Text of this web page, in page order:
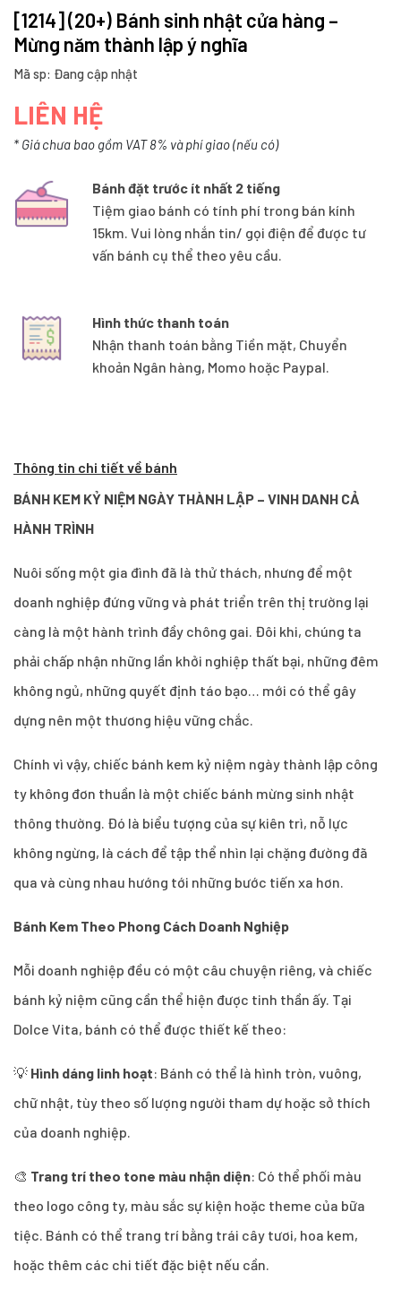
[1214] (20+) Bánh sinh nhật cửa hàng –
Mừng năm thành lập ý nghĩa
Mã sp: Đang cập nhật
LIÊN HỆ
* Giá chưa bao gồm VAT 8% và phí giao (nếu có)
Bánh đặt trước ít nhất 2 tiếng
Tiệm giao bánh có tính phí trong bán kính
15km. Vui lòng nhắn tin/ gọi điện để được tư
vấn bánh cụ thể theo yêu cầu.
Hình thức thanh toán
Nhận thanh toán bằng Tiền mặt, Chuyển
khoản Ngân hàng, Momo hoặc Paypal.
Thông tin chi tiết về bánh
BÁNH KEM KỶ NIỆM NGÀY THÀNH LẬP – VINH DANH CẢ
HÀNH TRÌNH
Nuôi sống một gia đình đã là thử thách, nhưng để một
doanh nghiệp đứng vững và phát triển trên thị trường lại
càng là một hành trình đầy chông gai. Đôi khi, chúng ta
phải chấp nhận những lần khởi nghiệp thất bại, những đêm
không ngủ, những quyết định táo bạo… mới có thể gây
dựng nên một thương hiệu vững chắc.
Chính vì vậy, chiếc bánh kem kỷ niệm ngày thành lập công
ty không đơn thuần là một chiếc bánh mừng sinh nhật
thông thường. Đó là biểu tượng của sự kiên trì, nỗ lực
không ngừng, là cách để tập thể nhìn lại chặng đường đã
qua và cùng nhau hướng tới những bước tiến xa hơn.
Bánh Kem Theo Phong Cách Doanh Nghiệp
Mỗi doanh nghiệp đều có một câu chuyện riêng, và chiếc
bánh kỷ niệm cũng cần thể hiện được tinh thần ấy. Tại
Dolce Vita, bánh có thể được thiết kế theo:
💡 Hình dáng linh hoạt: Bánh có thể là hình tròn, vuông,
chữ nhật, tùy theo số lượng người tham dự hoặc sở thích
của doanh nghiệp.
🎨 Trang trí theo tone màu nhận diện: Có thể phối màu
theo logo công ty, màu sắc sự kiện hoặc theme của bữa
tiệc. Bánh có thể trang trí bằng trái cây tươi, hoa kem,
hoặc thêm các chi tiết đặc biệt nếu cần.